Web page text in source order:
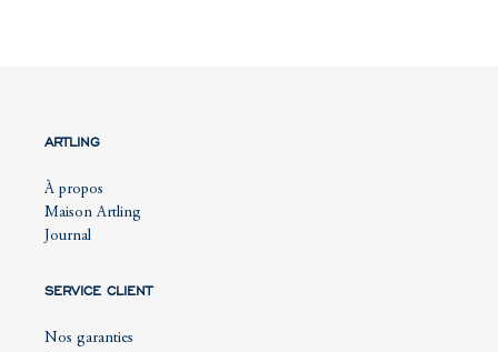
ARTLING
À propos
Maison Artling
Journal
SERVICE CLIENT
Nos garanties